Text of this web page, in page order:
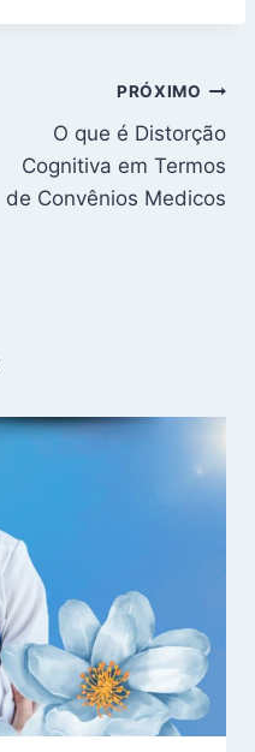
PRÓXIMO
O que é Distorção
Cognitiva em Termos
de Convênios Medicos